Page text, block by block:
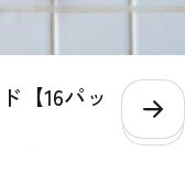
【16パッ
こ